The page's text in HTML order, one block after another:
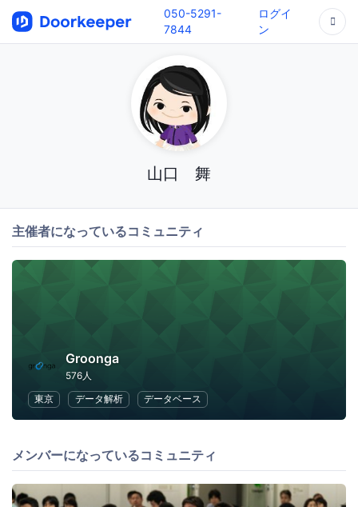
050-5291-
7844
ログイ
ン
山口 舞
主催者になっているコミュニティ
Groonga
576人
東京
データ解析 データベース
メンバーになっているコミュニティ